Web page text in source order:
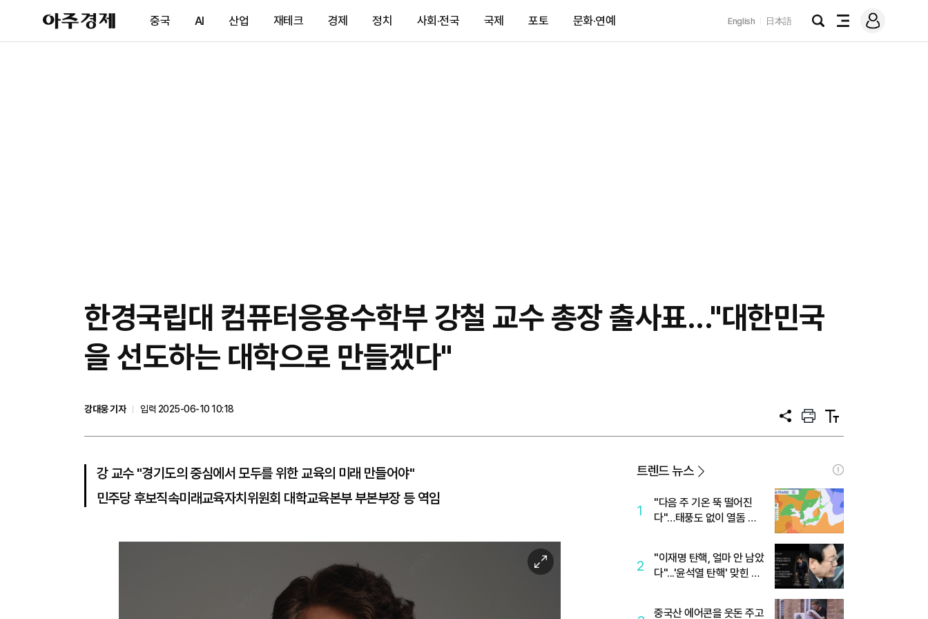
아
주
제
중국 AI 산업 재테크 경제 정치 사회·전국 국제 포토 문화·연예 English 日本語
검
전
메
그
한경국립대 컴퓨터응용수학부 강철 교수 총장 출사표..."대한민국
을 선도하는 대학으로 만들겠다"
강대웅 기자
입력 2025-06-10 10:18
공
프
트
텍
트
강 교수 "경기도의 중심에서 모두를 위한 교육의 미래 만들어야"
민주당 후보직속미래교육자치위원회 대학교육본부 부본부장 등 역임
이
미
트렌드 뉴스
1
"다음 주 기온 뚝 떨어진
다"…태풍도 없이 열돔 박
2
"이재명 탄핵, 얼마 안 남았
다"...'윤석열 탄핵' 맞힌 무
중국산 에어콘을 웃돈 주고